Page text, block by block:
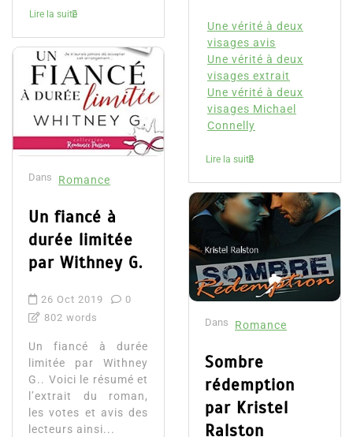
Lire la suite
Dans Romance
Un fiancé à
durée limitée
par Withney G.
26 Oct 2019
0
802 words
Un fiancé à durée
limitée par Withney
G.. Voici le résumé et
l’extrait du roman,
les votes et avis des
lecteurs ainsi...
Une vérité à deux
visages avis
Une vérité à deux
visages extrait
Une vérité à deux
visages Michael
Connelly
Lire la suite
Dans Romance
Sombre
rédemption
par Kristel
Ralston